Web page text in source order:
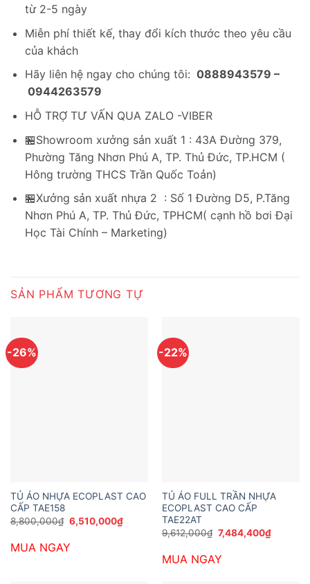
từ 2-5 ngày
Miễn phí thiết kế, thay đổi kích thước theo yêu cầu
của khách
Hãy liên hệ ngay cho chúng tôi: 0888943579 –
0944263579
HỖ TRỢ TƯ VẤN QUA ZALO -VIBER
🏪Showroom xưởng sản xuất 1 : 43A Đường 379,
Phường Tăng Nhơn Phú A, TP. Thủ Đức, TP.HCM (
Hông trường THCS Trần Quốc Toản)
🏪Xưởng sản xuất nhựa 2 : Số 1 Đường D5, P.Tăng
Nhơn Phú A, TP. Thủ Đức, TPHCM( cạnh hồ bơi Đại
Học Tài Chính – Marketing)
SẢN PHẨM TƯƠNG TỰ
-26%
TỦ ÁO NHỰA ECOPLAST CAO
CẤP TAE158
8,800,000₫ Giá
gốc
8,800,000₫.
6,510,000₫Giá
hiện
6,510,000₫.
MUA NGAY
-22%
TỦ ÁO FULL TRẦN NHỰA
ECOPLAST CAO CẤP
TAE22AT
9,612,000₫ Giá
gốc
9,612,000₫.
7,484,400₫Giá
hiện
MUA NGAY